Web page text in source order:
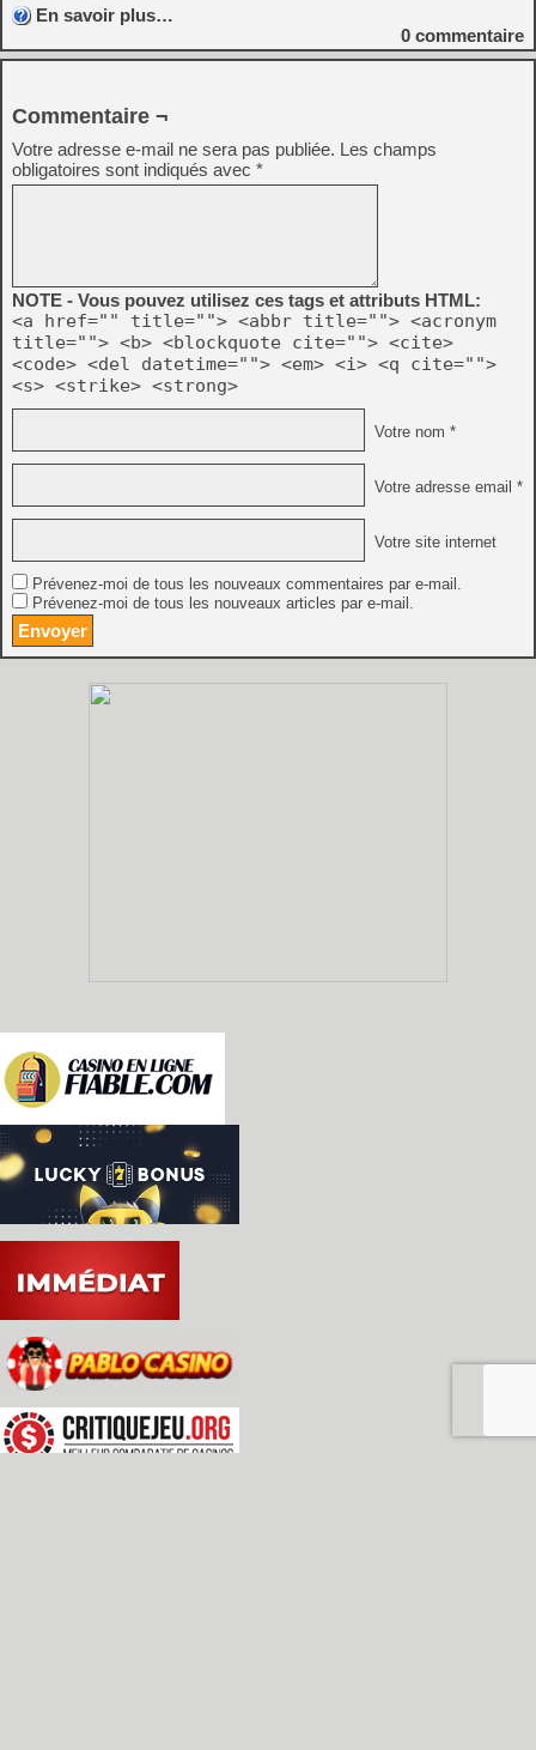
En savoir plus…
0 commentaire
Commentaire ¬
Votre adresse e-mail ne sera pas publiée. Les champs
obligatoires sont indiqués avec *
NOTE - Vous pouvez utilisez ces tags et attributs HTML:
<a href="" title=""> <abbr title=""> <acronym
title=""> <b> <blockquote cite=""> <cite>
<code> <del datetime=""> <em> <i> <q cite="">
<s> <strike> <strong>
Votre nom *
Votre adresse email *
Votre site internet
Prévenez-moi de tous les nouveaux commentaires par e-mail.
Prévenez-moi de tous les nouveaux articles par e-mail.